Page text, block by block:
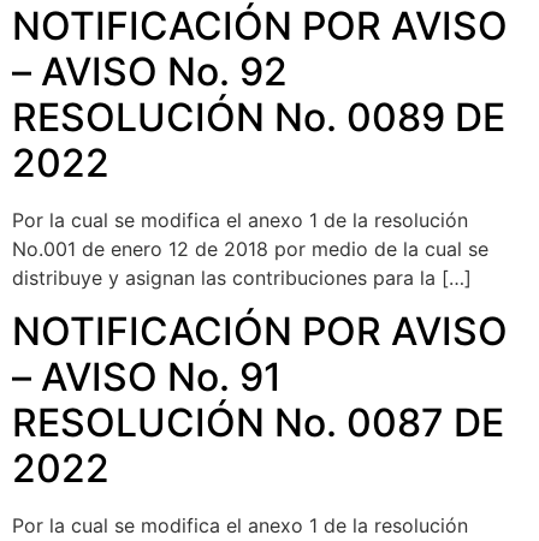
NOTIFICACIÓN POR AVISO
– AVISO No. 92
RESOLUCIÓN No. 0089 DE
2022
Por la cual se modifica el anexo 1 de la resolución
No.001 de enero 12 de 2018 por medio de la cual se
distribuye y asignan las contribuciones para la […]
NOTIFICACIÓN POR AVISO
– AVISO No. 91
RESOLUCIÓN No. 0087 DE
2022
Por la cual se modifica el anexo 1 de la resolución